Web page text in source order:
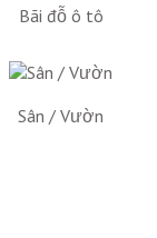
Bãi đỗ ô tô
Sân / Vườn